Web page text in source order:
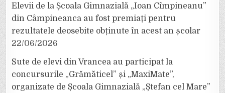
Elevii de la Școala Gimnazială „Ioan Cîmpineanu”
din Câmpineanca au fost premiați pentru
rezultatele deosebite obținute în acest an școlar
22/06/2026
Sute de elevi din Vrancea au participat la
concursurile „Grămăticel” și „MaxiMate”,
organizate de Școala Gimnazială „Ștefan cel Mare”